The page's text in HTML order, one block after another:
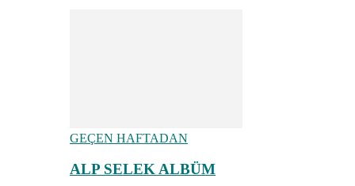
GEÇEN HAFTADAN
ALP SELEK ALBÜM